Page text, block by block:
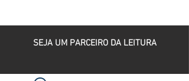
SEJA UM PARCEIRO DA LEITURA